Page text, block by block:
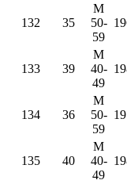
132 35
M
50-
59
133 39
M
40-
49
134 36
M
50-
59
135 40
M
40-
49